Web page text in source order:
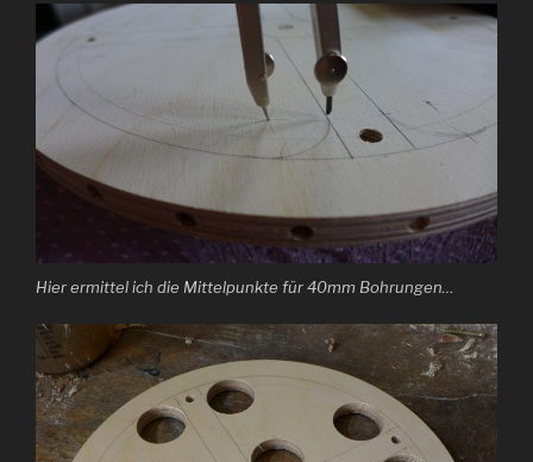
Hier ermittel ich die Mittelpunkte für 40mm Bohrungen…